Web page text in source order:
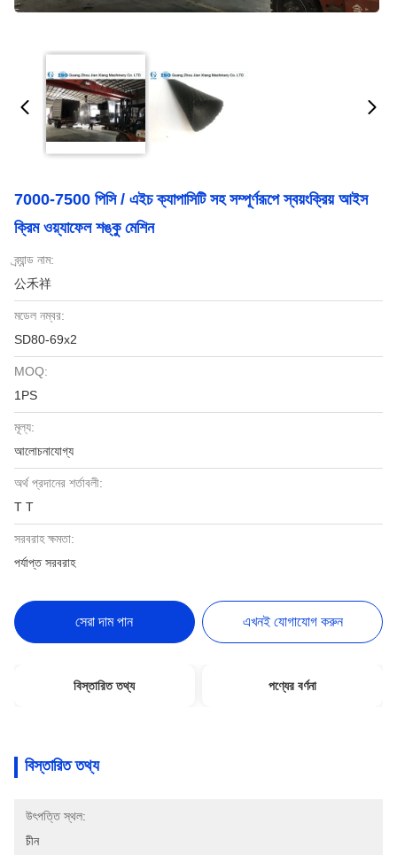
7000-7500 পিসি / এইচ ক্যাপাসিটি সহ সম্পূর্ণরূপে স্বয়ংক্রিয় আইস
ক্রিম ওয়্যাফেল শঙ্কু মেশিন
ব্র্যান্ড নাম:
公禾祥
মডেল নম্বর:
SD80-69x2
MOQ:
1PS
মূল্য:
আলোচনাযোগ্য
অর্থ প্রদানের শর্তাবলী:
T T
সরবরাহ ক্ষমতা:
পর্যাপ্ত সরবরাহ
সেরা দাম পান এখনই যোগাযোগ করুন
বিস্তারিত তথ্য পণ্যের বর্ণনা
বিস্তারিত তথ্য
উৎপত্তি স্থল:
চীন